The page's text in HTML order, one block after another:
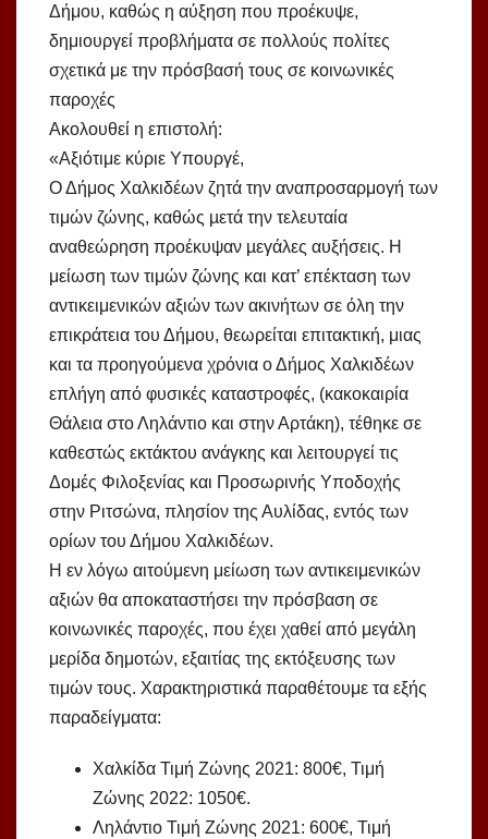
Δήμου, καθώς η αύξηση που προέκυψε,
δημιουργεί προβλήματα σε πολλούς πολίτες
σχετικά με την πρόσβασή τους σε κοινωνικές
παροχές
Ακολουθεί η επιστολή:
«Αξιότιμε κύριε Υπουργέ,
Ο Δήμος Χαλκιδέων ζητά την αναπροσαρμογή των
τιμών ζώνης, καθώς µετά την τελευταία
αναθεώρηση προέκυψαν µεγάλες αυξήσεις. Η
μείωση των τιμών ζώνης και κατ’ επέκταση των
αντικειμενικών αξιών των ακινήτων σε όλη την
επικράτεια του Δήμου, θεωρείται επιτακτική, μιας
και τα προηγούμενα χρόνια ο Δήμος Χαλκιδέων
επλήγη από φυσικές καταστροφές, (κακοκαιρία
Θάλεια στο Ληλάντιο και στην Αρτάκη), τέθηκε σε
καθεστώς εκτάκτου ανάγκης και λειτουργεί τις
Δομές Φιλοξενίας και Προσωρινής Υποδοχής
στην Ριτσώνα, πλησίον της Αυλίδας, εντός των
ορίων του Δήμου Χαλκιδέων.
Η εν λόγω αιτούμενη μείωση των αντικειμενικών
αξιών θα αποκαταστήσει την πρόσβαση σε
κοινωνικές παροχές, που έχει χαθεί από μεγάλη
μερίδα δημοτών, εξαιτίας της εκτόξευσης των
τιμών τους. Χαρακτηριστικά παραθέτουμε τα εξής
παραδείγματα:
Χαλκίδα Τιμή Ζώνης 2021: 800€, Τιμή
Ζώνης 2022: 1050€.
Ληλάντιο Τιμή Ζώνης 2021: 600€, Τιμή